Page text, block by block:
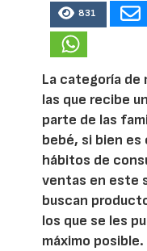
831
La categoría de
las que recibe
parte de las
bebé, si bien
hábitos de
ventas en este
buscan
los que se les
máximo